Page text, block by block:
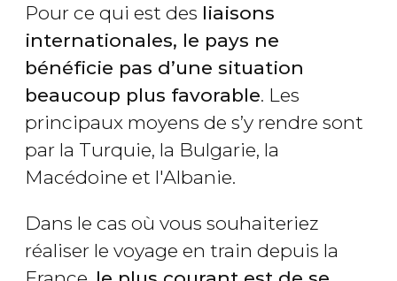
Pour ce qui est des liaisons
internationales, le pays ne
bénéficie pas d’une situation
beaucoup plus favorable. Les
principaux moyens de s’y rendre sont
par la Turquie, la Bulgarie, la
Macédoine et l'Albanie.
Dans le cas où vous souhaiteriez
réaliser le voyage en train depuis la